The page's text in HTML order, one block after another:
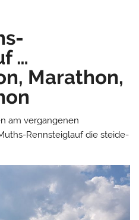
…
Marathon,
am vergangenen
Rennsteiglauf die steide-